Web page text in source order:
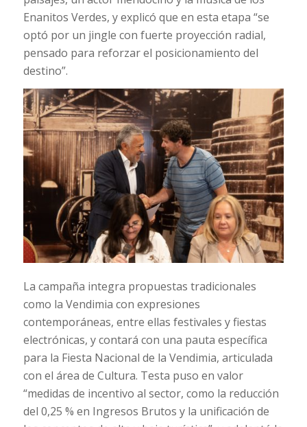
Enanitos Verdes, y explicó que en esta etapa “se
optó por un jingle con fuerte proyección radial,
pensado para reforzar el posicionamiento del
destino”.
La campaña integra propuestas tradicionales
como la Vendimia con expresiones
contemporáneas, entre ellas festivales y fiestas
electrónicas, y contará con una pauta específica
para la Fiesta Nacional de la Vendimia, articulada
con el área de Cultura. Testa puso en valor
“medidas de incentivo al sector, como la reducción
del 0,25 % en Ingresos Brutos y la unificación de